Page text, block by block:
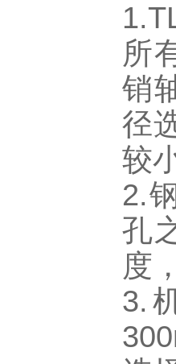
所
销
径
较
2.
孔
度
3.